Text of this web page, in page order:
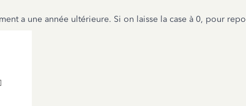
a une année ultérieure. Si on laisse la case à 0, pour